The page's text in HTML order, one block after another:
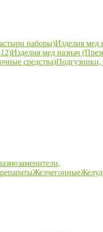
наборы)Изделия мед
Изделия мед назнач
средства)Подгузники,
Желчегонные